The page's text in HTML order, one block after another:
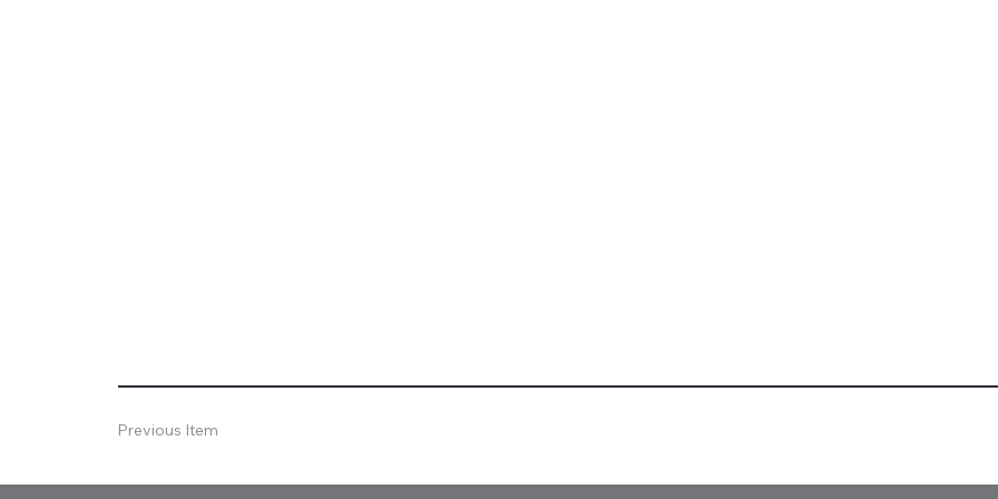
Previous Item